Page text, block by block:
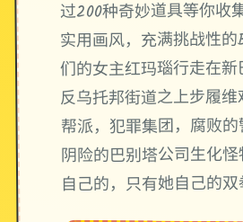
过200种奇妙道具等你收
实用画风，充满挑战性的
们的女主红玛瑙行走在
反乌托邦街道之上步履
帮派，犯罪集团，腐败
阴险的巴别塔公司生化
自己的，只有她自己的双